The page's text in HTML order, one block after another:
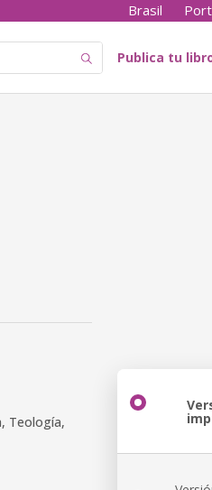
Brasil
Publica tu
Teología,